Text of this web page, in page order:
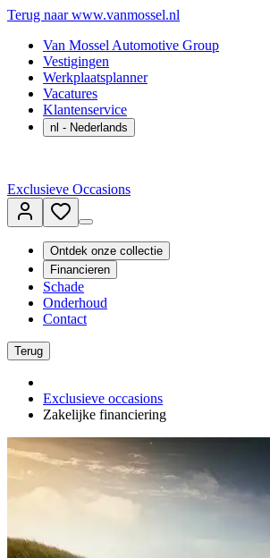
Terug naar www.vanmossel.nl
Van Mossel Automotive Group
Vestigingen
Werkplaatsplanner
Vacatures
Klantenservice
nl - Nederlands
Exclusieve Occasions
Ontdek onze collectie
Financieren
Schade
Onderhoud
Contact
Terug
Exclusieve occasions
Zakelijke financiering